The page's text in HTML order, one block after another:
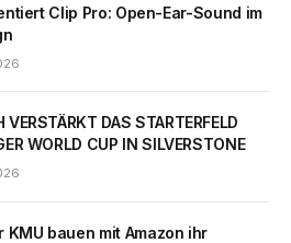
Clip Pro: Open-Ear-Sound im
VERSTÄRKT DAS STARTERFELD
WORLD CUP IN SILVERSTONE
KMU bauen mit Amazon ihr